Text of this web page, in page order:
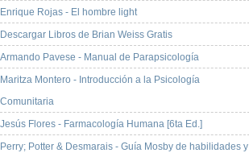
Enrique Rojas - El hombre light
Descargar Libros de Brian Weiss Gratis
Armando Pavese - Manual de Parapsicología
Maritza Montero - Introducción a la Psicología
Comunitaria
Jesús Flores - Farmacología Humana [6ta Ed.]
Perry; Potter & Desmarais - Guía Mosby de habilidades y